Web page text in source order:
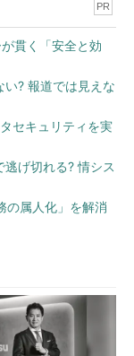
PR
貫く「安全と効
? 報道では見えな
セキュリティを実
逃げ切れる? 情シス
の属人化」を解消